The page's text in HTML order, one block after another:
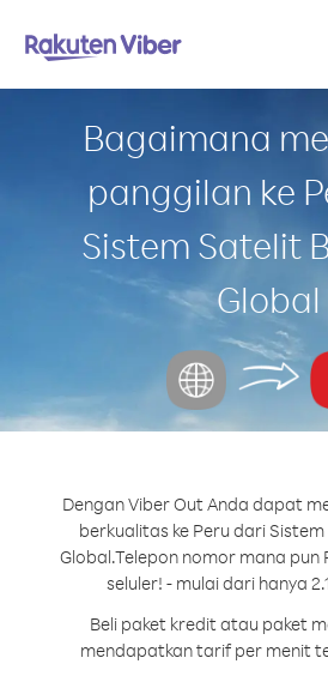
Bagaimana
panggilan ke
Sistem Satelit
Global
Dengan Viber Out Anda dapat
berkualitas ke Peru dari
Global.Telepon nomor mana pun
seluler! - mulai dari hanya
Beli paket kredit atau paket
mendapatkan tarif per menit